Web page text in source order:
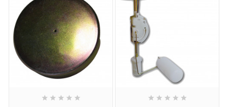
         